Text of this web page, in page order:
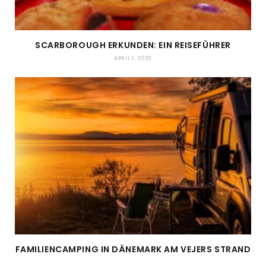
SCARBOROUGH ERKUNDEN: EIN REISEFÜHRER
APRIL 1, 2023
FAMILIENCAMPING IN DÄNEMARK AM VEJERS STRAND